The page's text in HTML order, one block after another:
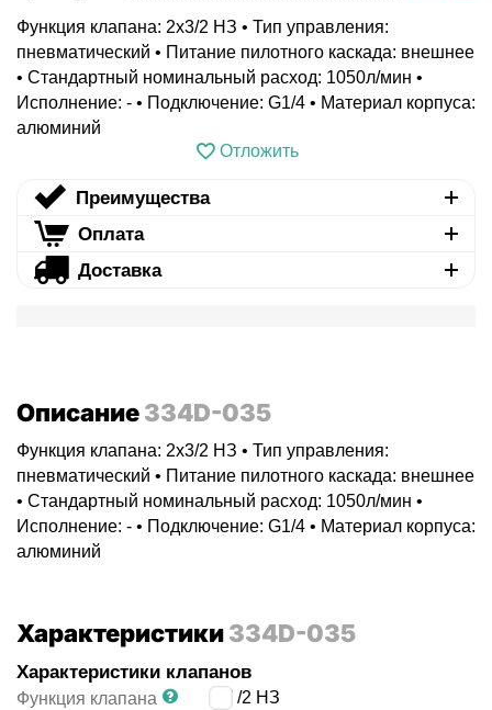
Функция клапана: 2x3/2 НЗ • Тип управления:
пневматический • Питание пилотного каскада: внешнее
• Стандартный номинальный расход: 1050л/мин •
Исполнение: - • Подключение: G1/4 • Материал корпуса:
алюминий
Отложить
Преимущества
Оплата
Доставка
Описание334D-035
Функция клапана: 2x3/2 НЗ • Тип управления:
пневматический • Питание пилотного каскада: внешнее
• Стандартный номинальный расход: 1050л/мин •
Исполнение: - • Подключение: G1/4 • Материал корпуса:
алюминий
Характеристики334D-035
Характеристики клапанов
Функция клапана
2x3/2 НЗ